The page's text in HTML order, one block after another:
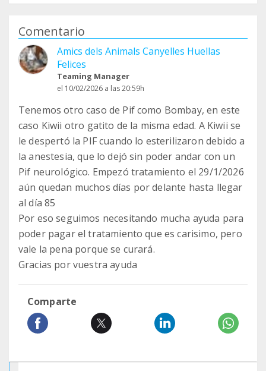
Comentario
Amics dels Animals Canyelles Huellas
Felices
Teaming Manager
el 10/02/2026 a las 20:59h
Tenemos otro caso de Pif como Bombay, en este
caso Kiwii otro gatito de la misma edad. A Kiwii se
le despertó la PIF cuando lo esterilizaron debido a
la anestesia, que lo dejó sin poder andar con un
Pif neurológico. Empezó tratamiento el 29/1/2026
aún quedan muchos días por delante hasta llegar
al día 85
Por eso seguimos necesitando mucha ayuda para
poder pagar el tratamiento que es carisimo, pero
vale la pena porque se curará.
Gracias por vuestra ayuda
Comparte